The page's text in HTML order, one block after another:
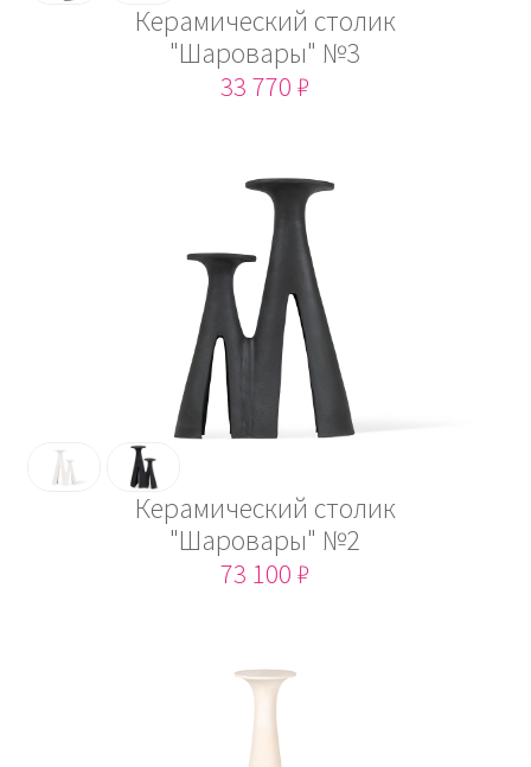
Керамический столик
"Шаровары" №3
33 770 ₽
Керамический столик
"Шаровары" №2
73 100 ₽